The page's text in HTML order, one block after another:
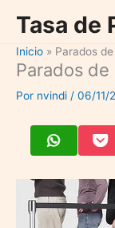
contenido
Tasa de
Inicio Parados
Parados
Por nvindi / 06/11/